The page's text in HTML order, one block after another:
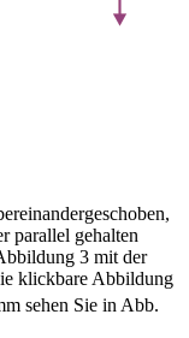
parallel gehalten
3 mit der
klickbare Abbildung
sehen Sie in Abb.